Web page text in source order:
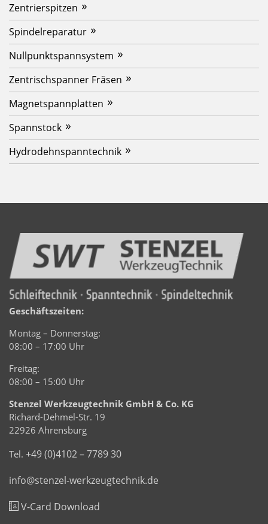
Zentrierspitzen
Spindelreparatur
Nullpunktspannsystem
Zentrischspanner Fräsen
Magnetspannplatten
Spannstock
Hydrodehnspanntechnik
Geschäftszeiten:
Montag – Donnerstag:
08:00 – 17:00 Uhr
Freitag:
08:00 – 15:00 Uhr
Stenzel Werkzeugtechnik GmbH & Co. KG
Richard-Dehmel-Str. 19
22926 Ahrensburg
Tel. +49 (0)4102 – 7789 30
info@stenzel-werkzeugtechnik.de
V-Card Download